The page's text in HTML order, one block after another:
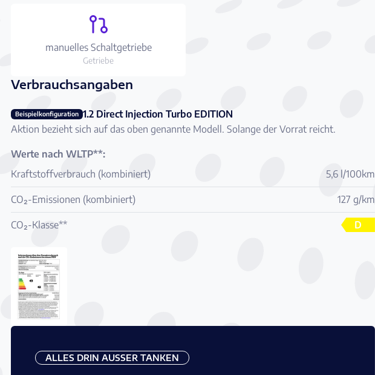
manuelles Schaltgetriebe
Getriebe
Verbrauchsangaben
Beispielkonfiguration 1.2 Direct Injection Turbo EDITION
Aktion bezieht sich auf das oben genannte Modell. Solange der Vorrat reicht.
Werte nach WLTP**:
Kraftstoffverbrauch (kombiniert)
5,6 l/100km
CO₂-Emissionen (kombiniert) 127 g/km
CO₂-Klasse** D
ALLES DRIN AUSSER TANKEN